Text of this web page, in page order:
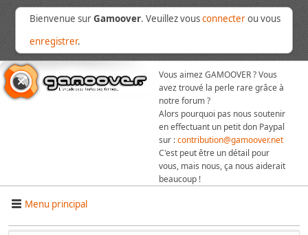
Bienvenue surGamoover. Veuillez vousconnecterou vous
enregistrer.
Vous aimez GAMOOVER ? Vous
avez trouvé la perle rare grâce à
notre forum ?
Alors pourquoi pas nous soutenir
en effectuant un petit don Paypal
sur :contribution@gamoover.net
C'est peut être un détail pour
vous, mais nous, ça nous aiderait
beaucoup !
Menu principal